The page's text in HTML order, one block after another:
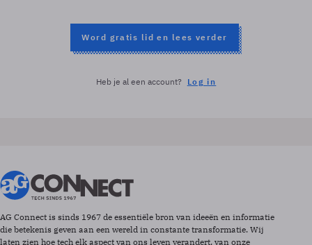
Word gratis lid en lees verder
Heb je al een account? Log in
AG Connect is sinds 1967 de essentiële bron van ideeën en informatie
die betekenis geven aan een wereld in constante transformatie. Wij
laten zien hoe tech elk aspect van ons leven verandert, van onze